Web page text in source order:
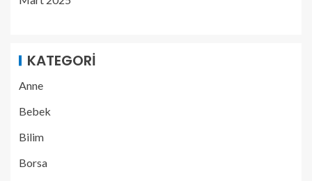
KATEGORI
Anne
Bebek
Bilim
Borsa